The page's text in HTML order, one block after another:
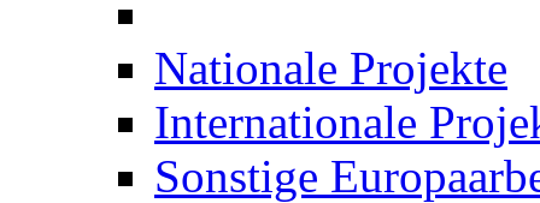
Nationale Projekte
Internationale
Sonstige